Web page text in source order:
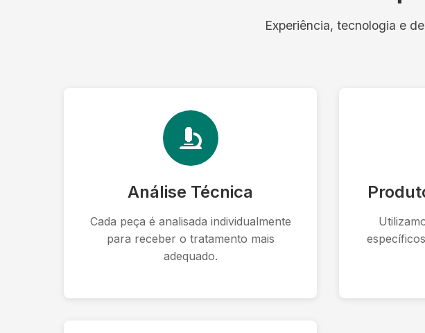
Experiência, tecnologia e
Análise Técnica
Cada peça é analisada individualmente
para receber o tratamento mais
adequado.